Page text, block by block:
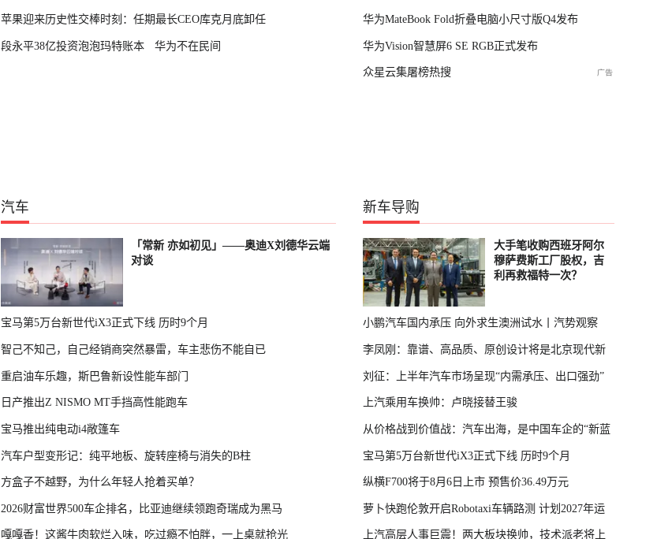
苹果迎来历史性交棒时刻：任期最长CEO库克月底卸任
段永平38亿投资泡泡玛特账本 华为不在民间
华为MateBook Fold折叠电脑小尺寸版Q4发布
华为Vision智慧屏6 SE RGB正式发布
众星云集屠榜热搜
汽车
「常新 亦如初见」——奥迪X刘德华云端
对谈
宝马第5万台新世代iX3正式下线 历时9个月
智己不知己，自己经销商突然暴雷，车主悲伤不能自已
重启油车乐趣，斯巴鲁新设性能车部门
日产推出Z NISMO MT手挡高性能跑车
宝马推出纯电动i4敞篷车
汽车户型变形记：纯平地板、旋转座椅与消失的B柱
方盒子不越野，为什么年轻人抢着买单？
2026财富世界500车企排名，比亚迪继续领跑奇瑞成为黑马
嘎嘎香！这酱牛肉软烂入味，吃过瘾不怕胖，一上桌就抢光
新车导购
大手笔收购西班牙阿尔
穆萨费斯工厂股权，吉
利再救福特一次？
小鹏汽车国内承压 向外求生澳洲试水丨汽势观察
李凤刚：靠谱、高品质、原创设计将是北京现代新
能源车型核心标签
刘征：上半年汽车市场呈现“内需承压、出口强劲”
分化态势
上汽乘用车换帅：卢晓接替王骏
从价格战到价值战：汽车出海，是中国车企的“新蓝
海”？
宝马第5万台新世代iX3正式下线 历时9个月
纵横F700将于8月6日上市 预售价36.49万元
萝卜快跑伦敦开启Robotaxi车辆路测 计划2027年运
营
上汽高层人事巨震！两大板块换帅，技术派老将上